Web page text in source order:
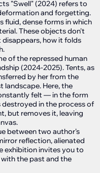
"Swell" (2024) refers to
and forgetting.
fluid, dense forms in which
These objects don't
how it folds
of the repressed human
(2024-2025). Tents, as
by her from the
landscape. Here, the
felt — in the form
destroyed in the process of
but removes it, leaving
between two author's
reflection, alienated
exhibition invites you to
the past and the